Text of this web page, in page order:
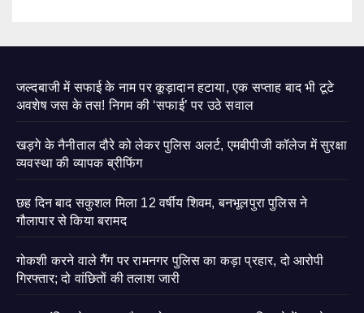
जल्दबाजी में सफाई के नाम पर कूड़ादान हटाया, एक सप्ताह बाद भी टूटे
अवशेष जस के तस! निगम की ‘सफाई’ पर उठे सवाल
खड़गे के नैनीताल दौरे को लेकर पुलिस अलर्ट, एमबीपीजी कॉलेज में सुरक्षा
व्यवस्था की व्यापक ब्रीफिंग
छह दिन बाद सकुशल मिला 12 वर्षीय शिवम, बनभूलपुरा पुलिस ने
गौलापार से किया बरामद
गोकशी करने वाले गैंग पर रामनगर पुलिस का कड़ा प्रहार, दो आरोपी
गिरफ्तार; दो वांछितों की तलाश जारी